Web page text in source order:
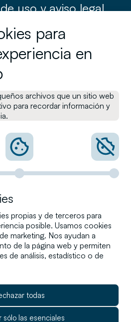
para
en
archivos que un sitio web
para recordar información y
propias y de terceros para
posible. Usamos cookies
marketing. Nos ayudan a
de la página web y permiten
de análisis, estadístico o de
todas
sólo las esenciales
uso y aviso legal
Cookies
la defensa del
materia de
Denuncias
legal
40
Darío 3, 28010